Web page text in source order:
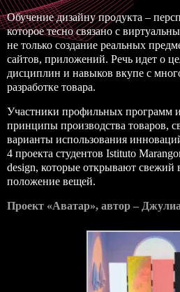
Обучение дизайну продукта –
которое тесно связано с
не только создание реальных
сайтов, приложений. Речь идет о
дисциплин и навыков вкупе с
разработке товара.
Участники профильных программ
принципы производства товаров,
варианты использования
4 проекта студентов Istituto
design, которые открывают свежий
положение вещей.
Проект «Аватар», автор –